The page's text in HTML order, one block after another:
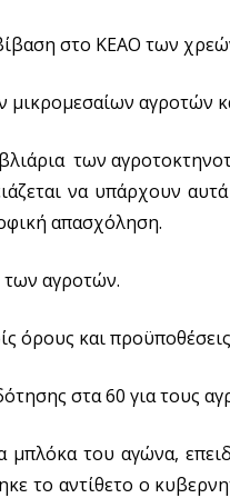
στο ΚΕΑΟ των
μικρομεσαίων αγροτών
των
να υπάρχουν
απασχόληση.
των αγροτών.
όρους και
στα 60 για τους
του αγώνα,
το αντίθετο ο